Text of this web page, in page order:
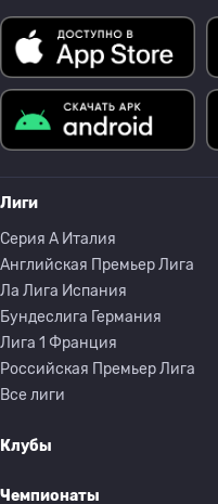
Лиги
Серия A Италия
Английская Премьер Лига
Ла Лига Испания
Бундеслига Германия
Лига 1 Франция
Российская Премьер Лига
Все лиги
Клубы
Чемпионаты